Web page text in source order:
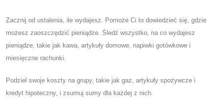
Zacznij od ustalenia, ile wydajesz. Pomoże Ci to dowiedzieć się, gdzie
możesz zaoszczędzić pieniądze. Śledź wszystko, na co wydajesz
pieniądze, takie jak kawa, artykuły domowe, napiwki gotówkowe i
miesięczne rachunki.
Podziel swoje koszty na grupy, takie jak gaz, artykuły spożywcze i
kredyt hipoteczny, i zsumuj sumy dla każdej z nich.